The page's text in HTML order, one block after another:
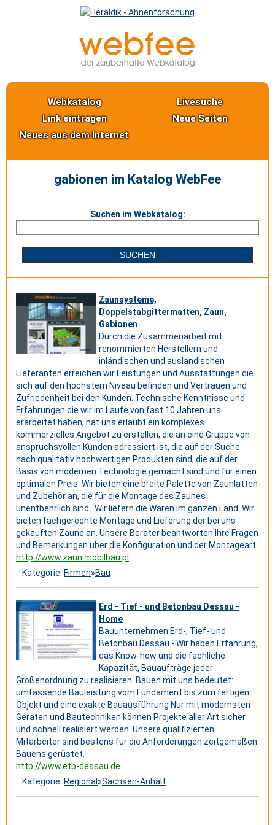
Webkatalog
Livesuche
Link eintragen
Neue Seiten
Neues aus dem Internet
gabionen im Katalog WebFee
Suchen im Webkatalog:
Zaunsysteme,
Doppelstabgittermatten, Zaun,
Gabionen
Durch die Zusammenarbeit mit
renommierten Herstellern und
inländischen und ausländischen
Lieferanten erreichen wir Leistungen und Ausstattungen die
sich auf den höchstem Niveau befinden und Vertrauen und
Zufriedenheit bei den Kunden. Technische Kenntnisse und
Erfahrungen die wir im Laufe von fast 10 Jahren uns
erarbeitet haben, hat uns erlaubt ein komplexes
kommerzielles Angebot zu erstellen, die an eine Gruppe von
anspruchsvollen Kunden adressiert ist, die auf der Suche
nach qualitativ hochwertigen Produkten sind, die auf der
Basis von modernen Technologie gemacht sind und für einen
optimalen Preis. Wir bieten eine breite Palette von Zaunlatten
und Zubehör an, die für die Montage des Zaunes
unentbehrlich sind . Wir liefern die Waren im ganzen Land. Wir
bieten fachgerechte Montage und Lieferung der bei uns
gekauften Zäune an. Unsere Berater beantworten Ihre Fragen
und Bemerkungen über die Konfiguration und der Montageart.
http://www.zaun.mobilbau.pl
Kategorie: Firmen»Bau
Erd - Tief - und Betonbau Dessau -
Home
Bauunternehmen Erd-, Tief- und
Betonbau Dessau - Wir haben Erfahrung,
das Know-how und die fachliche
Kapazität, Bauaufträge jeder
Größenordnung zu realisieren. Bauen mit uns bedeutet:
umfassende Bauleistung vom Fundament bis zum fertigen
Objekt und eine exakte Bauausführung Nur mit modernsten
Geräten und Bautechniken können Projekte aller Art sicher
und schnell realisiert werden. Unsere qualifizierten
Mitarbeiter sind bestens für die Anforderungen zeitgemäßen
Bauens gerüstet.
http://www.etb-dessau.de
Kategorie: Regional »Sachsen-Anhalt